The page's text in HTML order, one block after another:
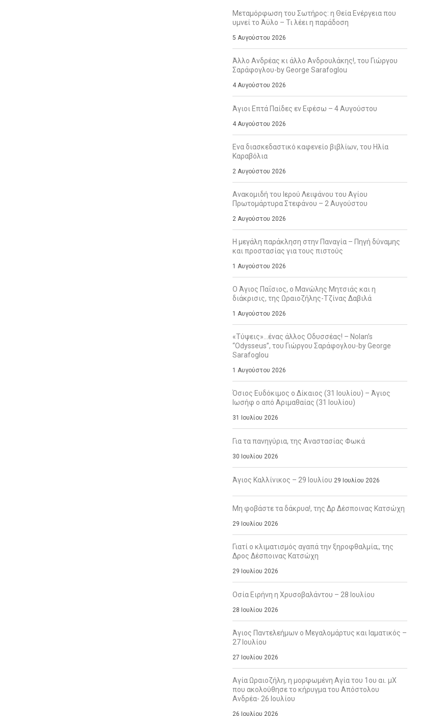
Μεταμόρφωση του Σωτήρος: η Θεία Ενέργεια που
υμνεί το Άϋλο – Τι λέει η παράδοση
5 Αυγούστου 2026
Άλλο Ανδρέας κι άλλο Ανδρουλάκης!, του Γιώργου
Σαράφογλου-by George Sarafoglou
4 Αυγούστου 2026
Άγιοι Επτά Παίδες εν Εφέσω – 4 Αυγούστου
4 Αυγούστου 2026
Ενα διασκεδαστικό καφενείο βιβλίων, του Ηλία
Καραβόλια
2 Αυγούστου 2026
Ανακομιδή του Ιερού Λειψάνου του Αγίου
Πρωτομάρτυρα Στεφάνου – 2 Αυγούστου
2 Αυγούστου 2026
Η μεγάλη παράκληση στην Παναγία – Πηγή δύναμης
και προστασίας για τους πιστούς
1 Αυγούστου 2026
Ο Άγιος Παΐσιος, ο Μανώλης Μητσιάς και η
διάκρισις, της Ωραιοζήλης-Τζίνας Δαβιλά
1 Αυγούστου 2026
«Τύψεις»…ένας άλλος Οδυσσέας! – Nolan’s
“Odysseus”, του Γιώργου Σαράφογλου-by George
Sarafoglou
1 Αυγούστου 2026
Όσιος Ευδόκιμος ο Δίκαιος (31 Ιουλίου) – Άγιος
Ιωσήφ ο από Αριμαθαίας (31 Ιουλίου)
31 Ιουλίου 2026
Για τα πανηγύρια, της Αναστασίας Φωκά
30 Ιουλίου 2026
Άγιος Καλλίνικος – 29 Ιουλίου 29 Ιουλίου 2026
Μη φοβάστε τα δάκρυα!, της Δρ Δέσποινας Κατσώχη
29 Ιουλίου 2026
Γιατί ο κλιματισμός αγαπά την ξηροφθαλμία;, της
Δρος Δέσποινας Κατσώχη
29 Ιουλίου 2026
Οσία Ειρήνη η Χρυσοβαλάντου – 28 Ιουλίου
28 Ιουλίου 2026
Άγιος Παντελεήμων ο Μεγαλομάρτυς και Ιαματικός –
27 Ιουλίου
27 Ιουλίου 2026
Αγία Ωραιοζήλη, η μορφωμένη Αγία του 1ου αι. μΧ
που ακολούθησε το κήρυγμα του Απόστολου
Ανδρέα- 26 Ιουλίου
26 Ιουλίου 2026